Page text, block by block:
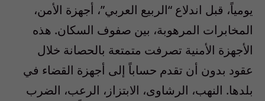
يومياً، قبل اندلاع “الربيع العربي”، أجهزة الأمن،
المخابرات المرهوبة، بين صفوف السكان. هذه
الأجهزة الأمنية تصرفت متمتعة بالحصانة خلال
عقود بدون أن تقدم حساباً إلى أجهزة القضاء في
بلدها. النهب، الرشاوى، الابتزاز، الرعب، الضرب